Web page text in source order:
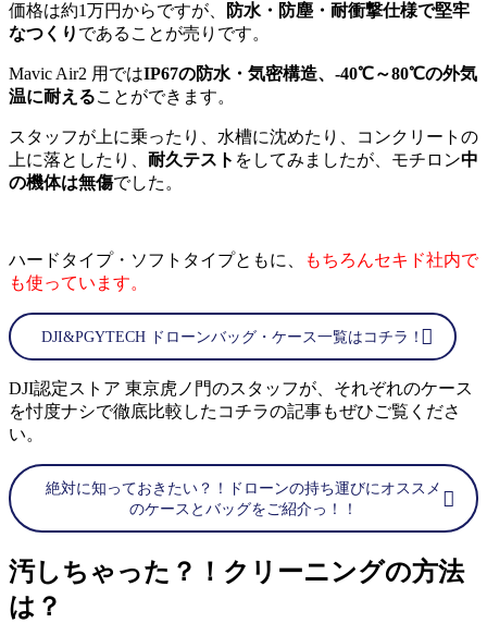
価格は約1万円からですが、
防水・防塵・耐衝撃仕様で堅牢
なつくり であることが売りです。
Mavic Air2 用ではIP67の防水・気密構造、-40℃～80℃の外気
温に耐えることができます。
スタッフが上に乗ったり、水槽に沈めたり、コンクリートの
上に落としたり、 耐久テスト をしてみましたが、モチロン中
の機体は無傷でした。
ハードタイプ・ソフトタイプともに、
もちろんセキド社内で
も使っています。
DJI&PGYTECH ドローンバッグ・ケース一覧はコチラ！
DJI認定ストア 東京虎ノ門のスタッフが、それぞれのケース
を忖度ナシで徹底比較したコチラの記事もぜひご覧くださ
い。
絶対に知っておきたい？！ドローンの持ち運びにオススメ
のケースとバッグをご紹介っ！！
汚しちゃった？！クリーニングの方法
は？